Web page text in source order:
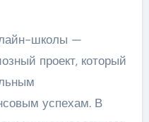
проект, который
успехам. В